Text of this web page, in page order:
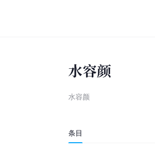
水容颜
水容颜
条目